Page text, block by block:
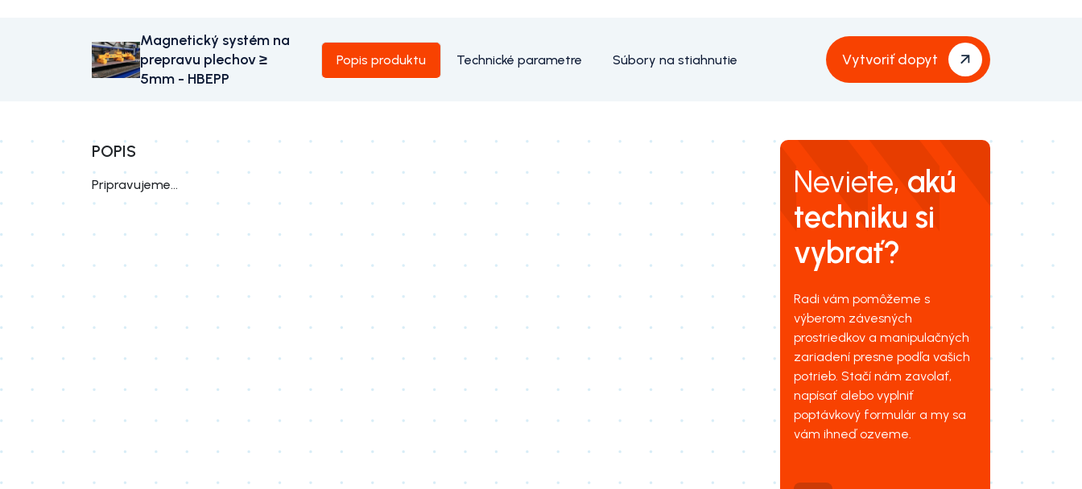
Magnetický systém na
prepravu plechov ≥
5mm - HBEPP
Popis produktu Technické parametre Súbory na stiahnutie Vytvoriť dopyt
POPIS
Pripravujeme... Neviete, akú
techniku si
vybrať?
Radi vám pomôžeme s
výberom závesných
prostriedkov a manipulačných
zariadení presne podľa vašich
potrieb. Stačí nám zavolať,
napísať alebo vyplniť
poptávkový formulár a my sa
vám ihneď ozveme.